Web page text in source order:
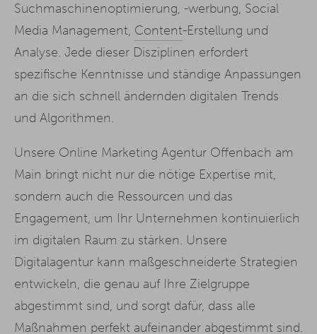
Suchmaschinenoptimierung, -werbung, Social
Media Management, Content-Erstellung und
Analyse. Jede dieser Disziplinen erfordert
spezifische Kenntnisse und ständige Anpassungen
an die sich schnell ändernden digitalen Trends
und Algorithmen.
Unsere Online Marketing Agentur Offenbach am
Main bringt nicht nur die nötige Expertise mit,
sondern auch die Ressourcen und das
Engagement, um Ihr Unternehmen kontinuierlich
im digitalen Raum zu stärken. Unsere
Digitalagentur kann maßgeschneiderte Strategien
entwickeln, die genau auf Ihre Zielgruppe
abgestimmt sind, und sorgt dafür, dass alle
Maßnahmen perfekt aufeinander abgestimmt sind.